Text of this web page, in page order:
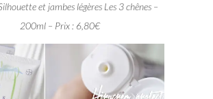
et jambes légères Les 3 chênes –
200ml – Prix : 6,80€